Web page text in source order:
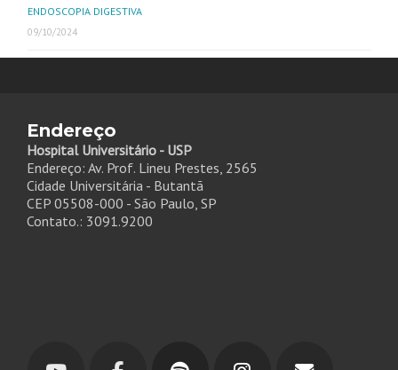
ENDOSCOPIA DIGESTIVA
09/10/2024
Endereço
Hospital Universitário - USP
Endereço: Av. Prof. Lineu Prestes, 2565
Cidade Universitária - Butantã
CEP 05508-000 - São Paulo, SP
Contato.: 3091.9200